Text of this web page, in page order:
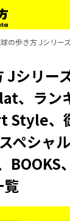
の歩き方 Jシリー
Jシリー
、ラン
Style、
ペシャ
覧